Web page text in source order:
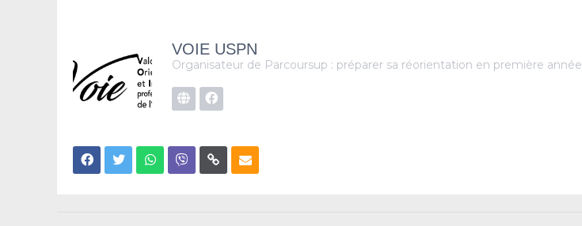
VOIE USPN
Organisateur de Parcoursup : préparer sa réorientation en première année